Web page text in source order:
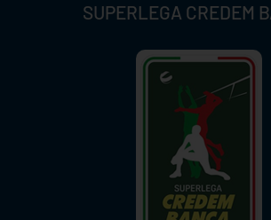
SUPERLEGA CREDEM